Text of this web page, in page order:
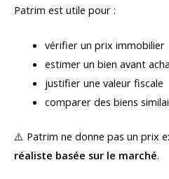
Patrim est utile pour :
vérifier un prix immobilier
estimer un bien avant
justifier une valeur fiscale
comparer des biens
⚠️ Patrim ne donne pas un prix
réaliste basée sur le marché.